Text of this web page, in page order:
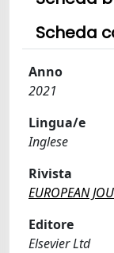
Scheda
Anno
2021
Lingua/e
Inglese
Rivista
EUROPEAN
Editore
Elsevier Ltd